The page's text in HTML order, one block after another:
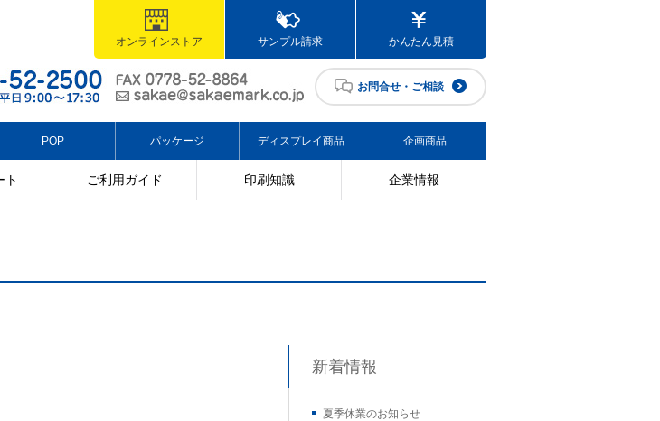
オンラインストア サンプル請求 かんたん見積
お問合せ・ご相談
ト ご利用ガイド 印刷知識 企業情報
POP パッケージ ディスプレイ商品 企画商品
新着情報
夏季休業のお知らせ